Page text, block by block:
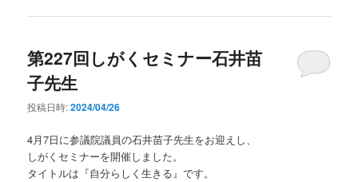
第227回しがくセミナー石井苗
子先生
投稿日時:2024/04/26
4月7日に参議院議員の石井苗子先生をお迎えし、
しがくセミナーを開催しました。
タイトルは『自分らしく生きる』です。